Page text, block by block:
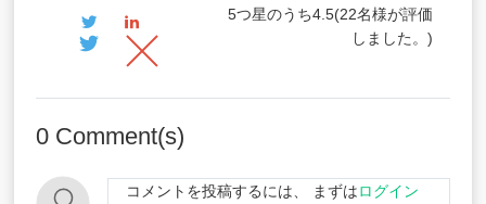
5つ星のうち4.5(22名様が評価
しました。)
0 Comment(s)
コメントを投稿するには、 まずはログイン